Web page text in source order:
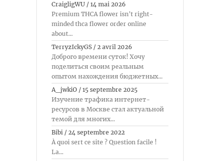
CraigligWU / 14 mai 2026
Premium THCA flower isn't right-
minded thca flower order online
about...
TerryzIckyGS / 2 avril 2026
Доброго времени суток! Хочу
поделиться своим реальным
опытом нахождения бюджетных...
A_jwkiO / 15 septembre 2025
Изучение трафика интернет-
ресурсов в Москве стал актуальной
темой для многих...
Bibi / 24 septembre 2022
À quoi sert ce site ? Question facile !
La...